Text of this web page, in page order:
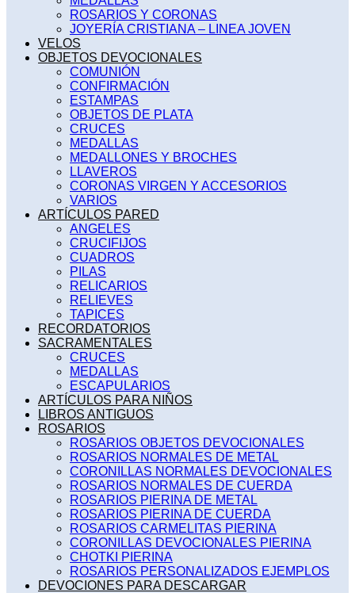
ROSARIOS Y CORONAS
JOYERÍA CRISTIANA – LINEA JOVEN
VELOS
OBJETOS DEVOCIONALES
COMUNIÓN
CONFIRMACIÓN
ESTAMPAS
OBJETOS DE PLATA
CRUCES
MEDALLAS
MEDALLONES Y BROCHES
LLAVEROS
CORONAS VIRGEN Y ACCESORIOS
VARIOS
ARTÍCULOS PARED
ANGELES
CRUCIFIJOS
CUADROS
PILAS
RELICARIOS
RELIEVES
TAPICES
RECORDATORIOS
SACRAMENTALES
CRUCES
MEDALLAS
ESCAPULARIOS
ARTÍCULOS PARA NIÑOS
LIBROS ANTIGUOS
ROSARIOS
ROSARIOS OBJETOS DEVOCIONALES
ROSARIOS NORMALES DE METAL
CORONILLAS NORMALES DEVOCIONALES
ROSARIOS NORMALES DE CUERDA
ROSARIOS PIERINA DE METAL
ROSARIOS PIERINA DE CUERDA
ROSARIOS CARMELITAS PIERINA
CORONILLAS DEVOCIONALES PIERINA
CHOTKI PIERINA
ROSARIOS PERSONALIZADOS EJEMPLOS
DEVOCIONES PARA DESCARGAR